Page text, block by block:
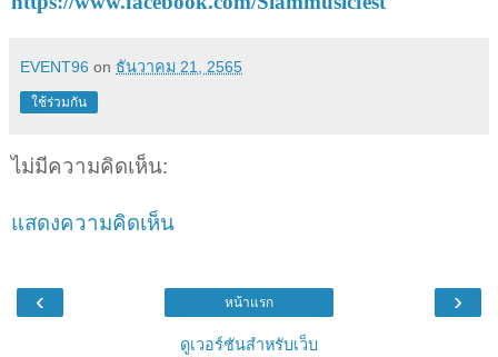
EVENT96 on ธันวาคม 21, 2565
ใช้ร่วมกัน
ไม่มีความคิดเห็น:
แสดงความคิดเห็น
‹ ›
หน้าแรก
ดูเวอร์ชันสำหรับเว็บ